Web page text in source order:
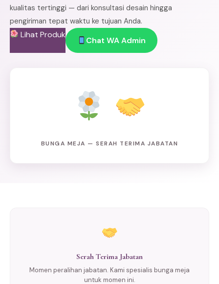
kualitas tertinggi — dari konsultasi desain hingga
pengiriman tepat waktu ke tujuan Anda.
Lihat Produk
Chat WA Admin
BUNGA MEJA — SERAH TERIMA JABATAN
Serah Terima Jabatan
Momen peralihan jabatan. Kami spesialis bunga meja
untuk momen ini.